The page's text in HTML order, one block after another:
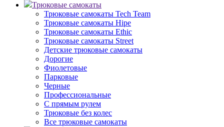
Трюковые самокаты
Трюковые самокаты Tech Team
Трюковые самокаты Hipe
Трюковые самокаты Ethic
Трюковые самокаты Street
Детские трюковые самокаты
Дорогие
Фиолетовые
Парковые
Черные
Профессиональные
С прямым рулем
Трюковые без колес
Все трюковые самокаты